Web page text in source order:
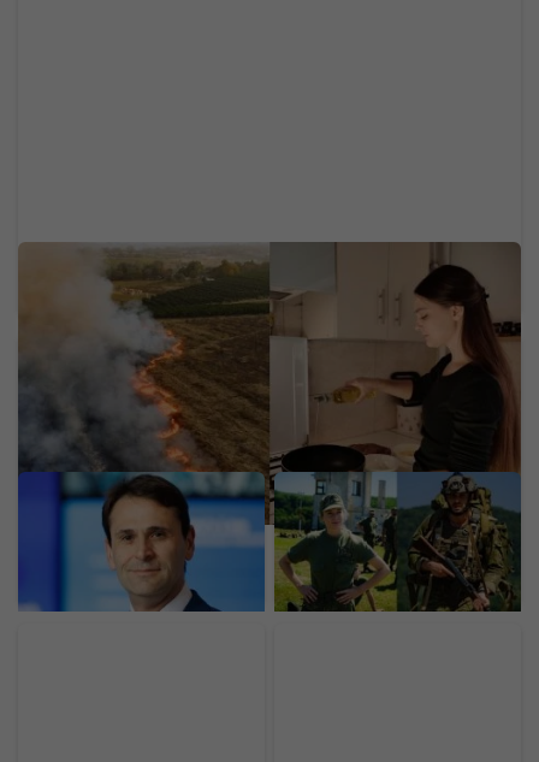
40 eur za 1 liter: Obľúbený elixír dlhovekosti
Slovákov zdražie. Expert radí, ako spoznať kvalitu
Zamestnancom rozdá 19
775 eur, aby ich
neprebrala konkurencia.
Technologický gigant
rozdáva peniaze
Za 20 dní dostaneš 3 000
eur. Slovenská armáda
láka ľudí do záloh, stačí ti
základná škola